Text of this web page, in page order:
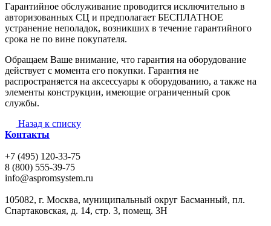
Гарантийное обслуживание проводится исключительно в
авторизованных СЦ и предполагает БЕСПЛАТНОЕ
устранение неполадок, возникших в течение гарантийного
срока не по вине покупателя.
Обращаем Ваше внимание, что гарантия на оборудование
действует с момента его покупки. Гарантия не
распространяется на аксессуары к оборудованию, а также на
элементы конструкции, имеющие ограниченный срок
службы.
Назад к списку
Контакты
+7 (495) 120-33-75
8 (800) 555-39-75
info@aspromsystem.ru
105082, г. Москва, муниципальный округ Басманный, пл.
Спартаковская, д. 14, стр. 3, помещ. 3Н